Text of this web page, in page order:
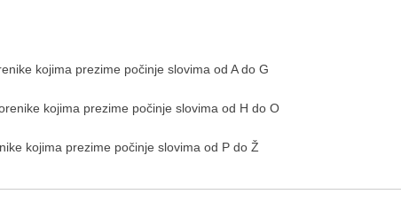
kojima prezime počinje slovima od A do G
kojima prezime počinje slovima od H do O
kojima prezime počinje slovima od P do Ž